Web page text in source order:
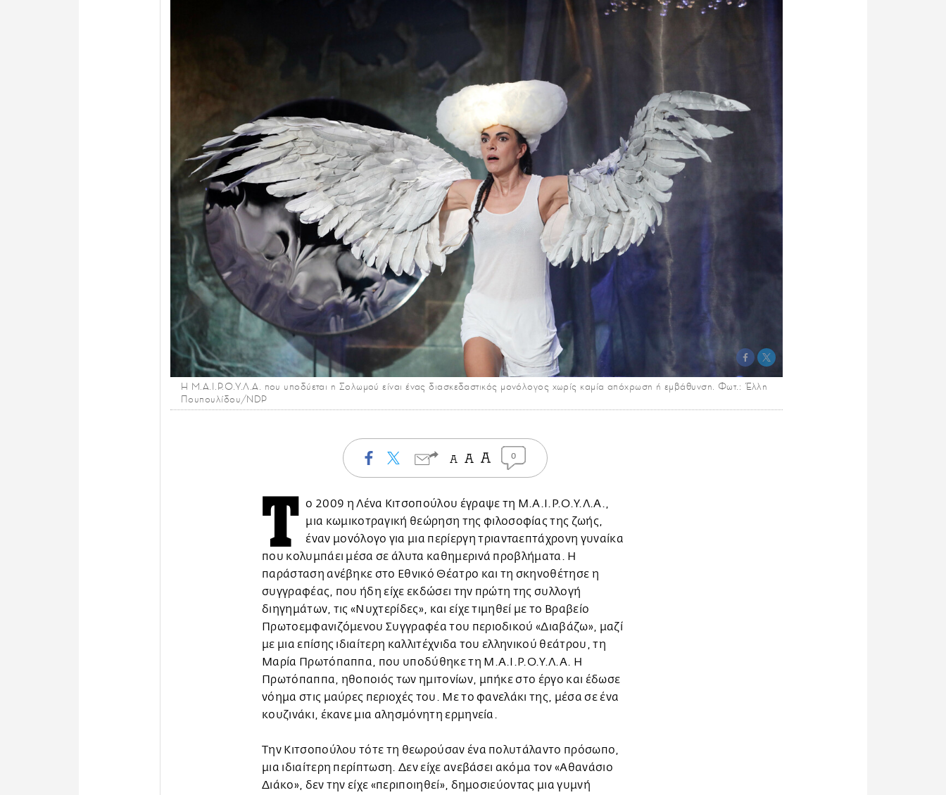
Η Μ.Α.Ι.Ρ.Ο.Υ.Λ.Α. που υποδύεται η Σολωμού είναι ένας διασκεδαστικός μονόλογος χωρίς καμία απόχρωση ή εμβάθυνση. Φωτ.: Έλλη
Πουπουλίδου/NDP
0
Τ ο 2009 η Λένα Κιτσοπούλου έγραψε τη Μ.Α.Ι.Ρ.Ο.Υ.Λ.Α.,
μια κωμικοτραγική θεώρηση της φιλοσοφίας της ζωής,
έναν μονόλογο για μια περίεργη τριανταεπτάχρονη γυναίκα
που κολυμπάει μέσα σε άλυτα καθημερινά προβλήματα. Η
παράσταση ανέβηκε στο Εθνικό Θέατρο και τη σκηνοθέτησε η
συγγραφέας, που ήδη είχε εκδώσει την πρώτη της συλλογή
διηγημάτων, τις «Νυχτερίδες», και είχε τιμηθεί με το Βραβείο
Πρωτοεμφανιζόμενου Συγγραφέα του περιοδικού «Διαβάζω», μαζί
με μια επίσης ιδιαίτερη καλλιτέχνιδα του ελληνικού θεάτρου, τη
Μαρία Πρωτόπαππα, που υποδύθηκε τη Μ.Α.Ι.Ρ.Ο.Υ.Λ.Α. Η
Πρωτόπαππα, ηθοποιός των ημιτονίων, μπήκε στο έργο και έδωσε
νόημα στις μαύρες περιοχές του. Με το φανελάκι της, μέσα σε ένα
κουζινάκι, έκανε μια αλησμόνητη ερμηνεία.
Την Κιτσοπούλου τότε τη θεωρούσαν ένα πολυτάλαντο πρόσωπο,
μια ιδιαίτερη περίπτωση. Δεν είχε ανεβάσει ακόμα τον «Αθανάσιο
Διάκο», δεν την είχε «περιποιηθεί», δημοσιεύοντας μια γυμνή